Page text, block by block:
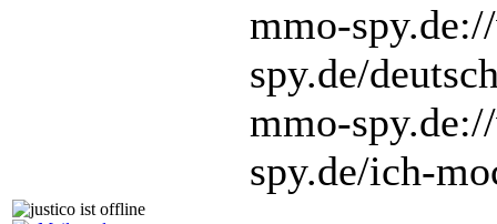
mmo-
spy.de/
mmo-
spy.de/ich-